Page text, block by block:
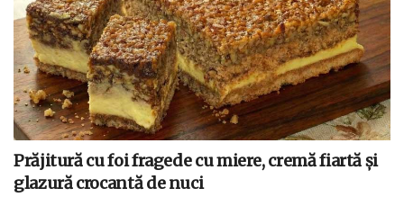
Prăjitură cu foi fragede cu miere, cremă fiartă și
glazură crocantă de nuci